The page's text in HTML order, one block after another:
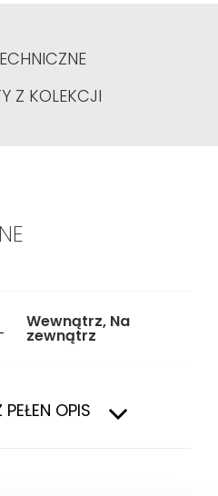
Z KOLEKCJI
Wewnątrz, Na
zewnątrz
balkon, Hol i
przedpokój, Ogród,
OPIS